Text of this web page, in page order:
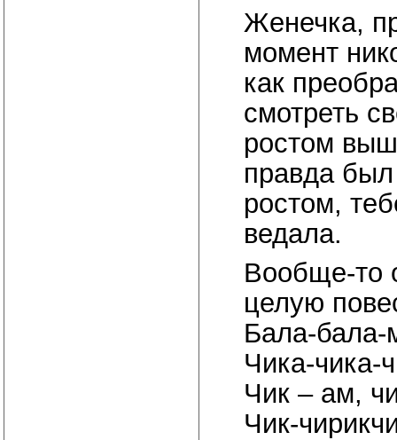
Женечка,
момент
как
смотреть
ростом
правда
ростом,
ведала.
Вообще-то
целую
Бала-
Чика-чика-
Чик – ам,
Чик-